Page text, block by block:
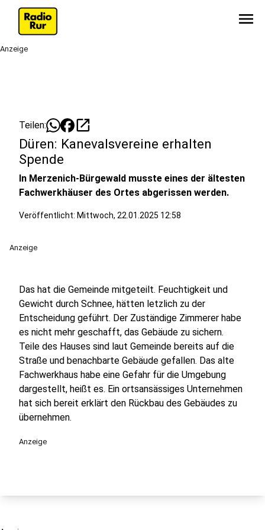
menu
Anzeige
Teilen: open_in_new
Düren: Kanevalsvereine erhalten
Spende
In Merzenich-Bürgewald musste eines der ältesten
Fachwerkhäuser des Ortes abgerissen werden.
Veröffentlicht: Mittwoch, 22.01.2025 12:58
Anzeige
Das hat die Gemeinde mitgeteilt. Feuchtigkeit und
Gewicht durch Schnee, hätten letzlich zu der
Entscheidung geführt. Der Zuständige Zimmerer habe
es nicht mehr geschafft, das Gebäude zu sichern.
Teile des Hauses sind laut Gemeinde bereits auf die
Straße und benachbarte Gebäude gefallen. Das alte
Fachwerkhaus habe eine Gefahr für die Umgebung
dargestellt, heißt es. Ein ortsansässiges Unternehmen
hat sich bereit erklärt den Rückbau des Gebäudes zu
übernehmen.
Anzeige